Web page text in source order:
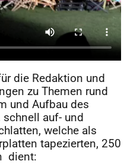
die Redaktion und
zu Themen rund
und Aufbau des
schnell auf- und
welche als
tapezierten, 250
dient: